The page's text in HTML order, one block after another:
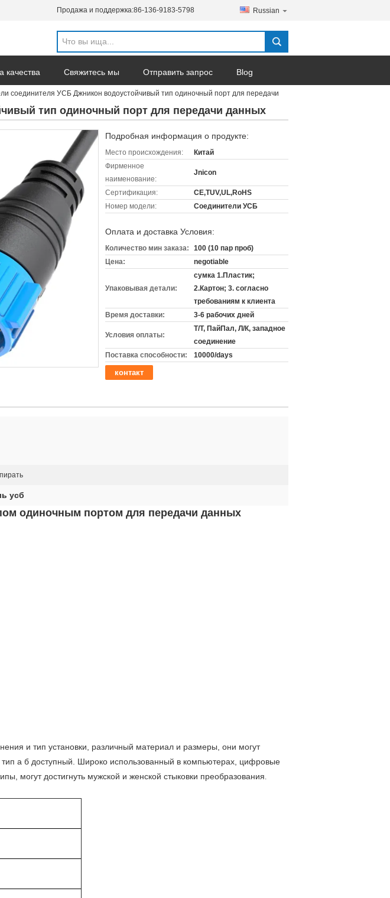
Продажа и поддержка:86-136-9183-5798 Russian
качества Свяжитесь мы Отправить запрос Blog
соединителя УСБ Джникон водоустойчивый тип одиночный порт для передачи
тип одиночный порт для передачи данных
Подробная информация о продукте:
Место происхождения:
Китай
Фирменное
наименование:
Jnicon
Сертификация:
CE,TUV,UL,RoHS
Номер модели:
Соединители УСБ
Оплата и доставка Условия:
Количество мин заказа:
100 (10 пар проб)
Цена:
negotiable
Упаковывая детали:
сумка 1.Пластик;
2.Картон; 3. согласно
требованиям к клиента
Время доставки:
3-6 рабочих дней
Условия оплаты:
Т/Т, ПайПал, Л/К, западное
соединение
Поставка способности:
10000/days
контакт
усб
одиночным портом для передачи данных
и тип установки, различный материал и размеры, они могут
а б доступный.
Широко использованный в компьютерах, цифровые
могут достигнуть мужской и женской стыковки преобразования.